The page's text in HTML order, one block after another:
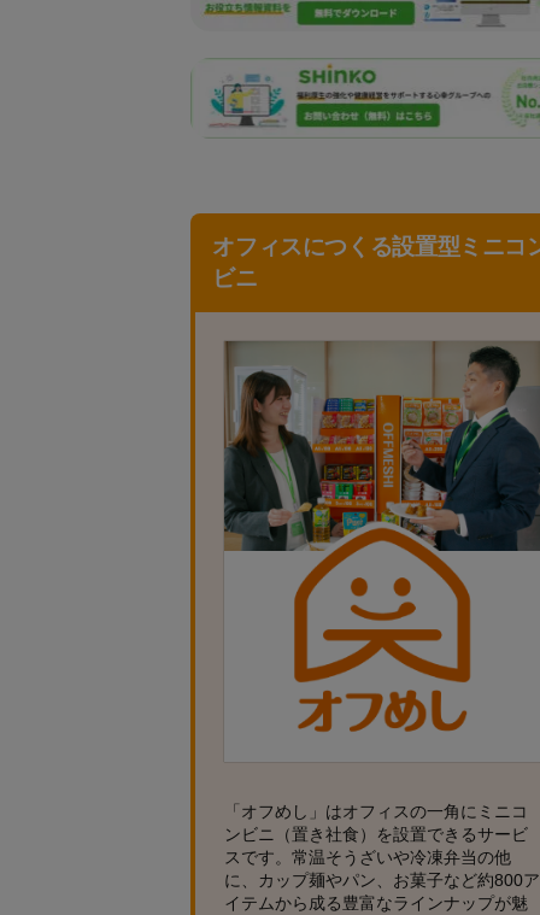
オフィスにつくる設置型ミニコ
ビニ
「オフめし」はオフィスの一角にミニコ
ンビニ（置き社食）を設置できるサービ
スです。常温そうざいや冷凍弁当の他
に、カップ麺やパン、お菓子など約800ア
イテムから成る豊富なラインナップが魅